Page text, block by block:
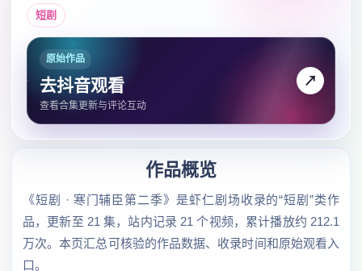
短剧
原始作品
去抖音观看
查看合集更新与评论互动
↗
作品概览
《短剧 · 寒门辅臣第二季》是虾仁剧场收录的“短剧”类作
品，更新至 21 集，站内记录 21 个视频，累计播放约 212.1
万次。本页汇总可核验的作品数据、收录时间和原始观看入
口。